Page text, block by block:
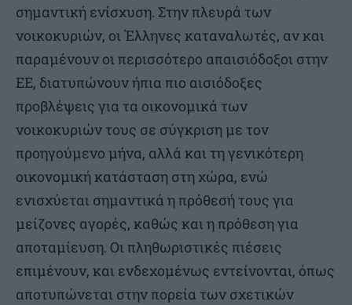
σημαντική ενίσχυση. Στην πλευρά των
νοικοκυριών, οι Έλληνες καταναλωτές, αν και
παραμένουν οι περισσότερο απαισιόδοξοι στην
ΕΕ, διατυπώνουν ήπια πιο αισιόδοξες
προβλέψεις για τα οικονομικά των
νοικοκυριών τους σε σύγκριση με τον
προηγούμενο μήνα, αλλά και τη γενικότερη
οικονομική κατάσταση στη χώρα, ενώ
ενισχύεται σημαντικά η πρόθεσή τους για
μείζονες αγορές, καθώς και η πρόθεση για
αποταμίευση. Οι πληθωριστικές πιέσεις
επιμένουν, και ενδεχομένως εντείνονται, όπως
αποτυπώνεται στην πορεία των σχετικών